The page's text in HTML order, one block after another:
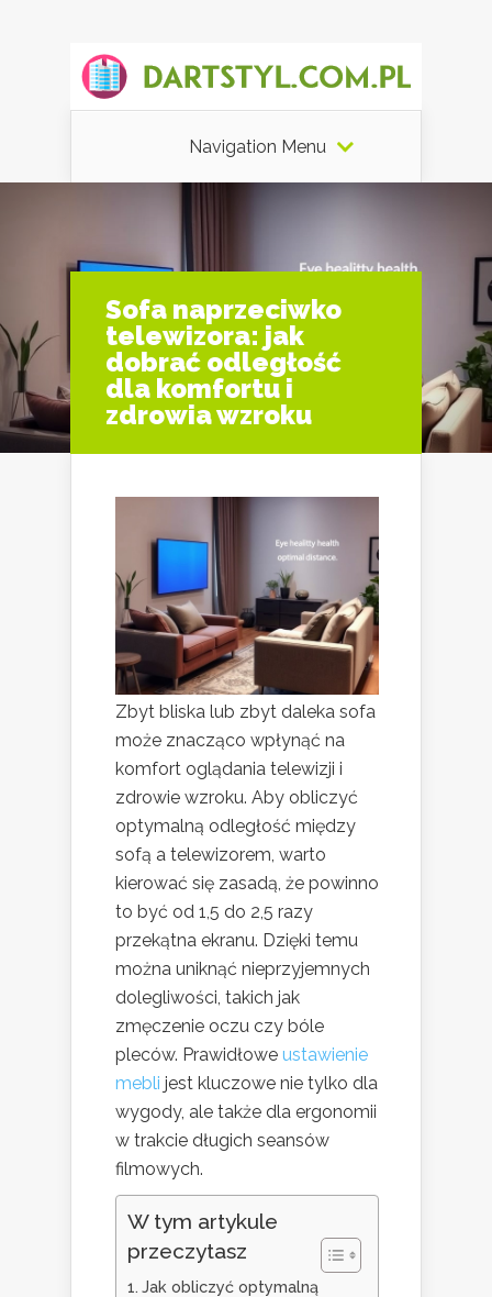
Navigation Menu
Sofa naprzeciwko
telewizora: jak
dobrać odległość
dla komfortu i
zdrowia wzroku
Zbyt bliska lub zbyt daleka sofa
może znacząco wpłynąć na
komfort oglądania telewizji i
zdrowie wzroku. Aby obliczyć
optymalną odległość między
sofą a telewizorem, warto
kierować się zasadą, że powinno
to być od 1,5 do 2,5 razy
przekątna ekranu. Dzięki temu
można uniknąć nieprzyjemnych
dolegliwości, takich jak
zmęczenie oczu czy bóle
pleców. Prawidłowe ustawienie
mebli jest kluczowe nie tylko dla
wygody, ale także dla ergonomii
w trakcie długich seansów
filmowych.
W tym artykule
przeczytasz
Jak obliczyć optymalną